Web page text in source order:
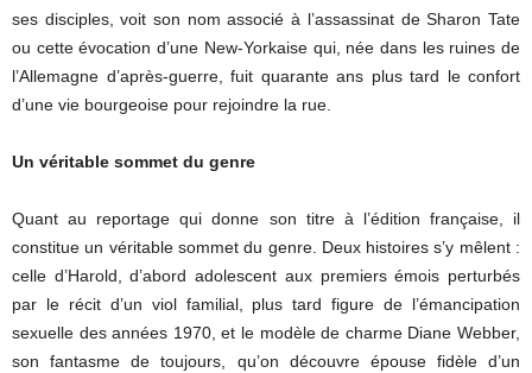
ses disciples, voit son nom associé à l’assassinat de Sharon Tate
ou cette évocation d’une New-Yorkaise qui, née dans les ruines de
l’Allemagne d’après-guerre, fuit quarante ans plus tard le confort
d’une vie bourgeoise pour rejoindre la rue.
Un véritable sommet du genre
Quant au reportage qui donne son titre à l’édition française, il
constitue un véritable sommet du genre. Deux histoires s’y mêlent :
celle d’Harold, d’abord adolescent aux premiers émois perturbés
par le récit d’un viol familial, plus tard figure de l’émancipation
sexuelle des années 1970, et le modèle de charme Diane Webber,
son fantasme de toujours, qu’on découvre épouse fidèle d’un